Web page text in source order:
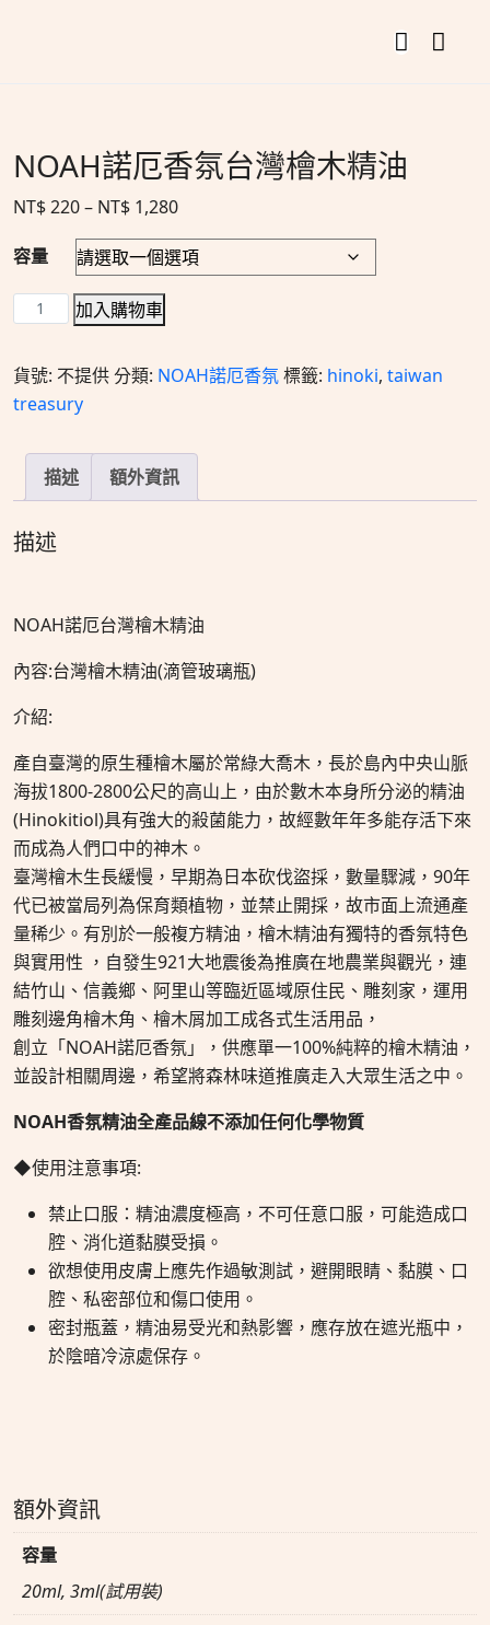
NOAH諾厄香氛台灣檜木精油
NT$220– NT$ 1,280
容量
加入購物車
貨號: 不提供分類: NOAH諾厄香氛標籤: hinoki, taiwan
treasury
描述 額外資訊
描述
NOAH諾厄台灣檜木精油
內容:台灣檜木精油(滴管玻璃瓶)
介紹:
產自臺灣的原生種檜木屬於常綠大喬木，長於島內中央山脈
海拔1800-2800公尺的高山上，由於數木本身所分泌的精油
(Hinokitiol)具有強大的殺菌能力，故經數年年多能存活下來
而成為人們口中的神木。
臺灣檜木生長緩慢，早期為日本砍伐盜採，數量驟減，90年
代已被當局列為保育類植物，並禁止開採，故市面上流通產
量稀少。有別於一般複方精油，檜木精油有獨特的香氛特色
與實用性 ，自發生921大地震後為推廣在地農業與觀光，連
結竹山、信義鄉、阿里山等臨近區域原住民、雕刻家，運用
雕刻邊角檜木角、檜木屑加工成各式生活用品，
創立「NOAH諾厄香氛」，供應單一100%純粹的檜木精油，
並設計相關周邊，希望將森林味道推廣走入大眾生活之中。
NOAH香氛精油全產品線不添加任何化學物質
◆使用注意事項:
禁止口服：精油濃度極高，不可任意口服，可能造成口
腔、消化道黏膜受損。
欲想使用皮膚上應先作過敏測試，避開眼睛、黏膜、口
腔、私密部位和傷口使用。
密封瓶蓋，精油易受光和熱影響，應存放在遮光瓶中，
於陰暗冷涼處保存。
額外資訊
容量
20ml, 3ml(試用裝)